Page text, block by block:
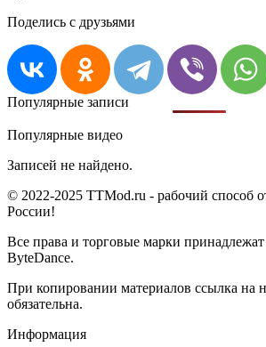
Поделись с друзьями
Популярные записи
Популярные видео
Записей не найдено.
© 2022-2025 TTMod.ru - рабочий способ
России!
Все права и торговые марки
ByteDance.
При копировании материалов ссылка на
обязательна.
Информация